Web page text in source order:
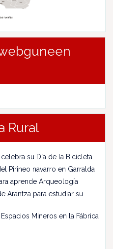
Rural
su Día de la Bicicleta
Pirineo navarro en Garralda
aprende Arqueología
Arantza para estudiar su
Mineros en la Fábrica